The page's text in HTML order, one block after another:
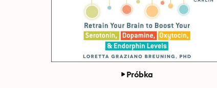
Próbka